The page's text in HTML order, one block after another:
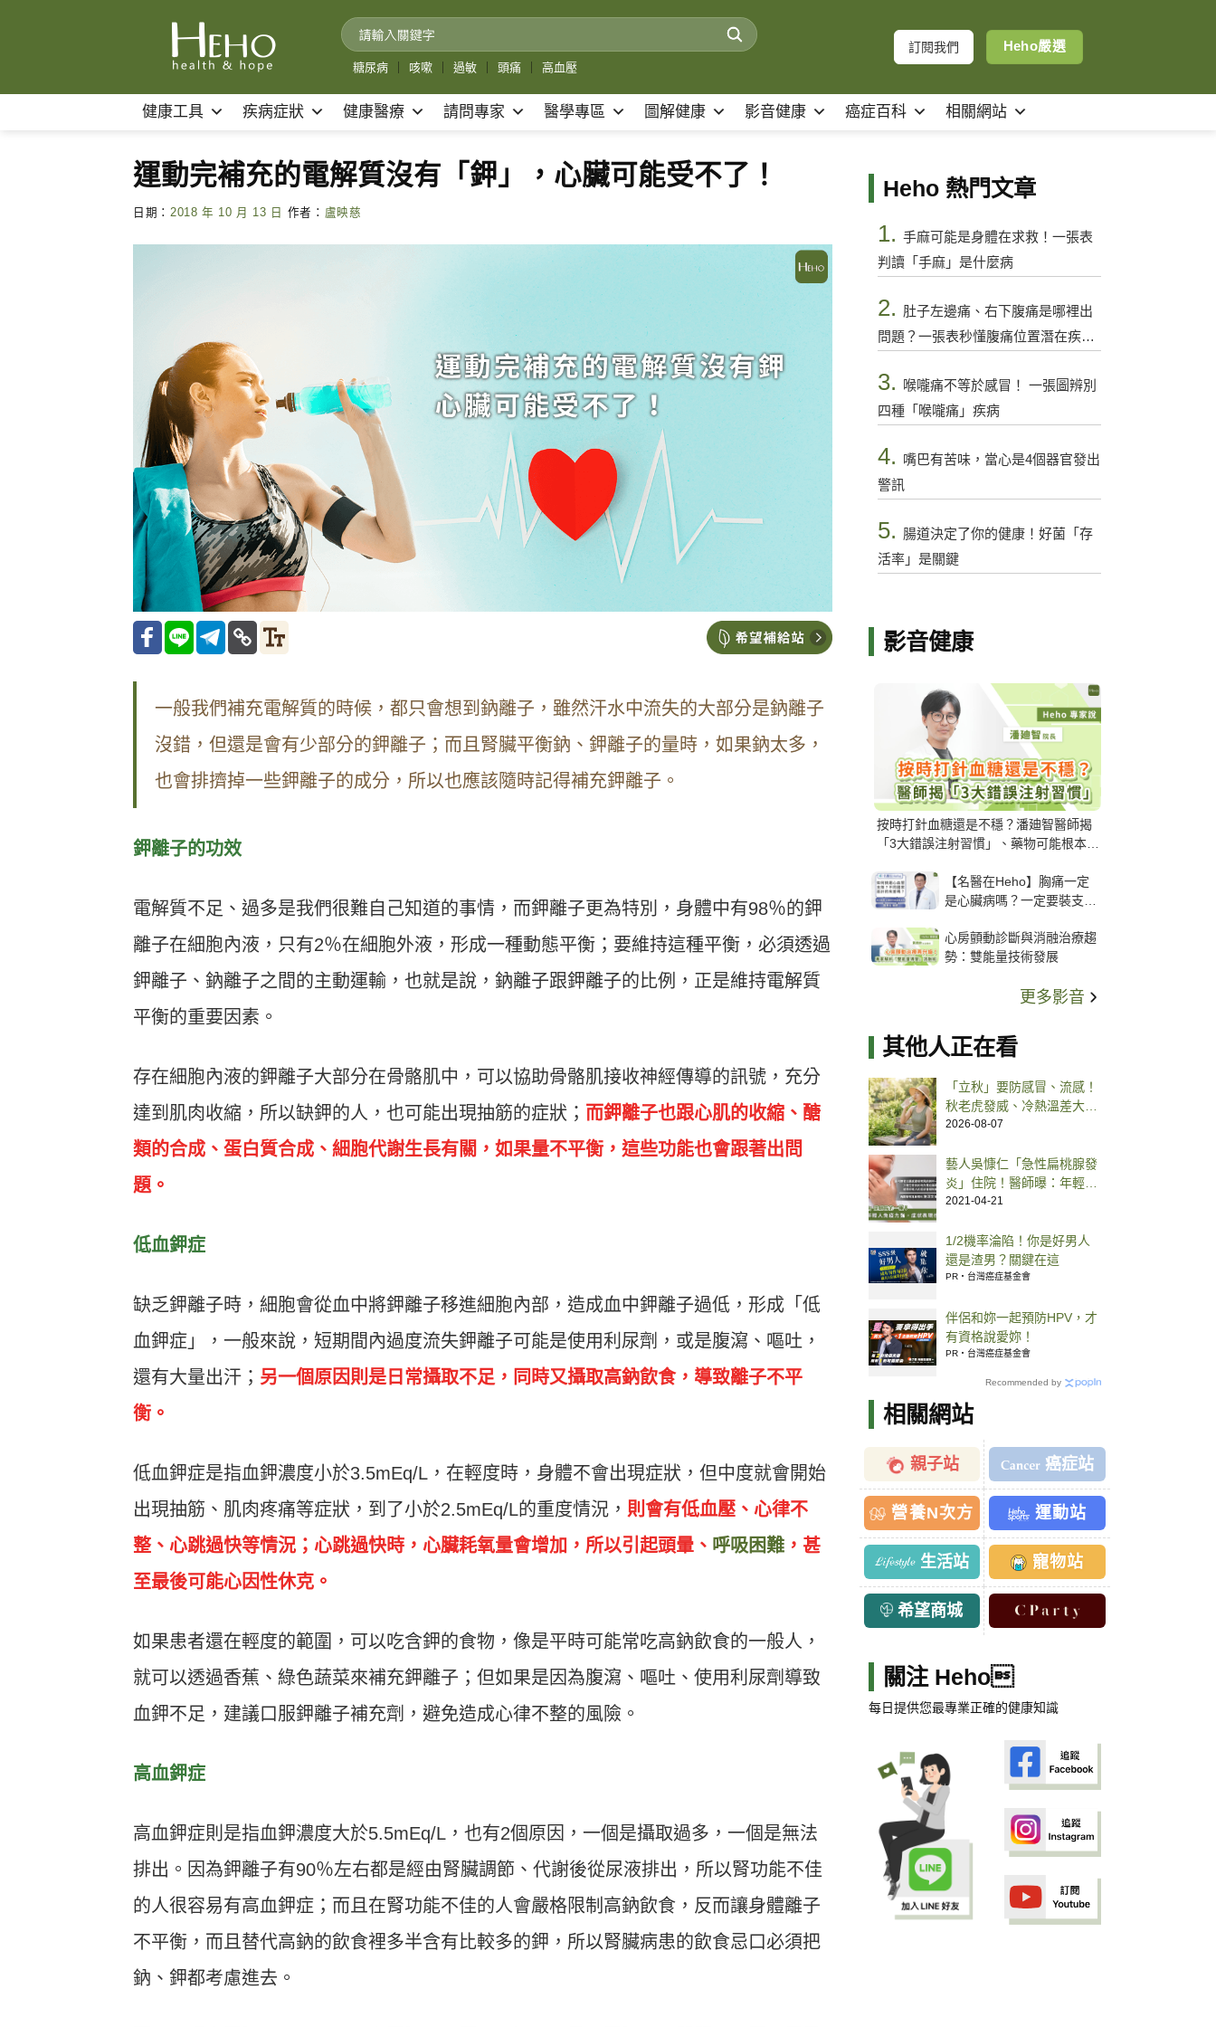
糖尿病 咳嗽 過敏 頭痛 高血壓
訂閱我們 Heho嚴選
健康工具 疾病症狀 健康醫療 請問專家 醫學專區 圖解健康 影音健康 癌症百科 相關網站
運動完補充的電解質沒有「鉀」，心臟可能受不了！
日期： 2018 年 10 月 13 日 作者： 盧映慈
一般我們補充電解質的時候，都只會想到鈉離子，雖然汗水中流失的大部分是鈉離子
沒錯，但還是會有少部分的鉀離子；而且腎臟平衡鈉、鉀離子的量時，如果鈉太多，
也會排擠掉一些鉀離子的成分，所以也應該隨時記得補充鉀離子。
鉀離子的功效
電解質不足、過多是我們很難自己知道的事情，而鉀離子更為特別，身體中有98％的鉀
離子在細胞內液，只有2％在細胞外液，形成一種動態平衡；要維持這種平衡，必須透過
鉀離子、鈉離子之間的主動運輸，也就是說，鈉離子跟鉀離子的比例，正是維持電解質
平衡的重要因素。
存在細胞內液的鉀離子大部分在骨骼肌中，可以協助骨骼肌接收神經傳導的訊號，充分
達到肌肉收縮，所以缺鉀的人，也可能出現抽筋的症狀； 而鉀離子也跟心肌的收縮、醣
類的合成、蛋白質合成、細胞代謝生長有關，如果量不平衡，這些功能也會跟著出問
題。
低血鉀症
缺乏鉀離子時，細胞會從血中將鉀離子移進細胞內部，造成血中鉀離子過低，形成「低
血鉀症」，一般來說，短期間內過度流失鉀離子可能是使用利尿劑，或是腹瀉、嘔吐，
還有大量出汗； 另一個原因則是日常攝取不足，同時又攝取高鈉飲食，導致離子不平
衡。
低血鉀症是指血鉀濃度小於3.5mEq/L，在輕度時，身體不會出現症狀，但中度就會開始
出現抽筋、肌肉疼痛等症狀，到了小於2.5mEq/L的重度情況， 則會有低血壓、心律不
整、心跳過快等情況；心跳過快時，心臟耗氧量會增加，所以引起頭暈、 呼吸困難 ，甚
至最後可能心因性休克。
如果患者還在輕度的範圍，可以吃含鉀的食物，像是平時可能常吃高鈉飲食的一般人，
就可以透過香蕉、綠色蔬菜來補充鉀離子；但如果是因為腹瀉、嘔吐、使用利尿劑導致
血鉀不足，建議口服鉀離子補充劑，避免造成心律不整的風險。
高血鉀症
高血鉀症則是指血鉀濃度大於5.5mEq/L，也有2個原因，一個是攝取過多，一個是無法
排出。因為鉀離子有90％左右都是經由腎臟調節、代謝後從尿液排出，所以腎功能不佳
的人很容易有高血鉀症；而且在腎功能不佳的人會嚴格限制高鈉飲食，反而讓身體離子
不平衡，而且替代高鈉的飲食裡多半含有比較多的鉀，所以腎臟病患的飲食忌口必須把
鈉、鉀都考慮進去。
Heho 熱門文章
1. 手麻可能是身體在求救！一張表
判讀「手麻」是什麼病
2. 肚子左邊痛、右下腹痛是哪裡出
問題？一張表秒懂腹痛位置潛在疾病
3.
喉嚨痛不等於感冒！ 一張圖辨別
四種「喉嚨痛」疾病
4. 嘴巴有苦味，當心是4個器官發出
警訊
5. 腸道決定了你的健康！好菌「存
活率」是關鍵
影音健康
按時打針血糖還是不穩？潘廸智醫師揭
「3大錯誤注射習慣」、藥物可能根本沒
【名醫在Heho】胸痛一定
是心臟病嗎？一定要裝支
解析支架種類、風險與選擇
關鍵
心房顫動診斷與消融治療趨
勢：雙能量技術發展
更多影音
其他人正在看
「立秋」要防感冒、流感！
秋老虎發威、冷熱溫差大，
中醫推預防 5 方法
2026-08-07
藝人吳慷仁「急性扁桃腺發
炎」住院！醫師曝：年輕人
表現症狀通常較嚴重
2021-04-21
1/2機率淪陷！你是好男人
還是渣男？關鍵在這
PR・台灣癌症基金會
伴侶和妳一起預防HPV，才
有資格說愛妳！
PR・台灣癌症基金會
Recommended by
相關網站
親子站 癌症站
營養N次方 運動站
生活站 寵物站
希望商城
關注 Heho
每日提供您最專業正確的健康知識